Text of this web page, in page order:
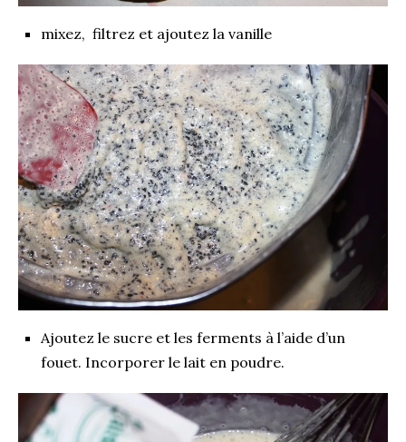
mixez, filtrez et ajoutez la vanille
Ajoutez le sucre et les ferments à l’aide d’un
fouet. Incorporer le lait en poudre.